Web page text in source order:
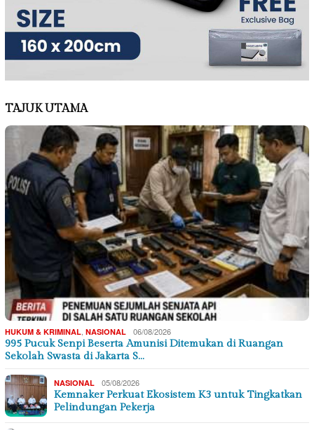
TAJUK UTAMA
HUKUM & KRIMINAL, NASIONAL 06/08/2026
995 Pucuk Senpi Beserta Amunisi Ditemukan di Ruangan
Sekolah Swasta di Jakarta S…
NASIONAL 05/08/2026
Kemnaker Perkuat Ekosistem K3 untuk Tingkatkan
Pelindungan Pekerja